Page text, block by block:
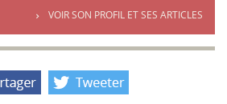
VOIR SON PROFIL ET SES ARTICLES